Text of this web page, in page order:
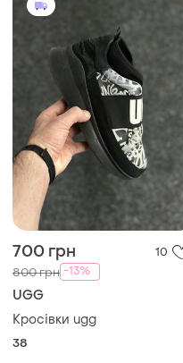
700 грн 10
800 грн -13%
UGG
Кросівки ugg
38